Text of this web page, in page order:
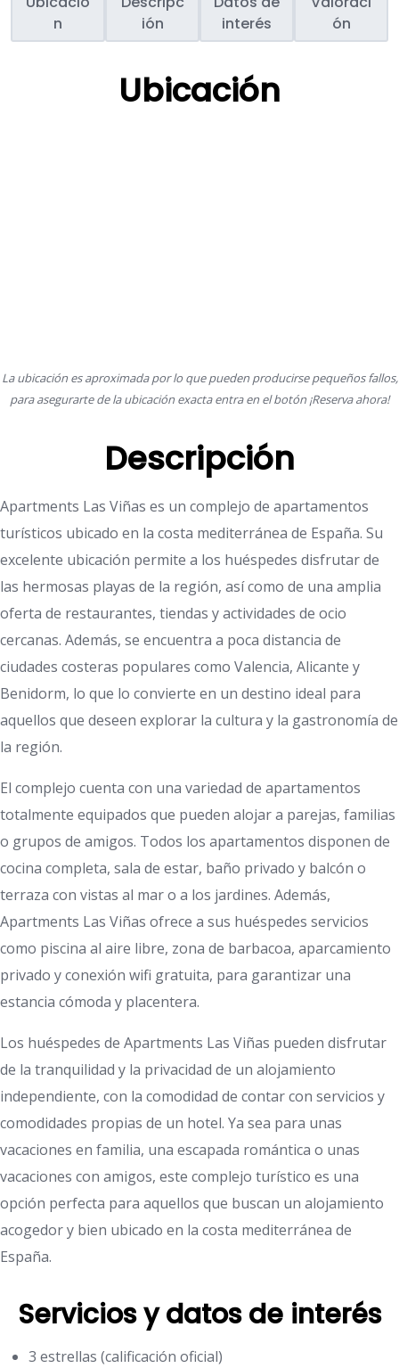
n
ión
interés
ón
Ubicación
La ubicación es aproximada por lo que pueden producirse pequeños fallos,
para asegurarte de la ubicación exacta entra en el botón ¡Reserva ahora!
Descripción
Apartments Las Viñas es un complejo de apartamentos
turísticos ubicado en la costa mediterránea de España. Su
excelente ubicación permite a los huéspedes disfrutar de
las hermosas playas de la región, así como de una amplia
oferta de restaurantes, tiendas y actividades de ocio
cercanas. Además, se encuentra a poca distancia de
ciudades costeras populares como Valencia, Alicante y
Benidorm, lo que lo convierte en un destino ideal para
aquellos que deseen explorar la cultura y la gastronomía de
la región.
El complejo cuenta con una variedad de apartamentos
totalmente equipados que pueden alojar a parejas, familias
o grupos de amigos. Todos los apartamentos disponen de
cocina completa, sala de estar, baño privado y balcón o
terraza con vistas al mar o a los jardines. Además,
Apartments Las Viñas ofrece a sus huéspedes servicios
como piscina al aire libre, zona de barbacoa, aparcamiento
privado y conexión wifi gratuita, para garantizar una
estancia cómoda y placentera.
Los huéspedes de Apartments Las Viñas pueden disfrutar
de la tranquilidad y la privacidad de un alojamiento
independiente, con la comodidad de contar con servicios y
comodidades propias de un hotel. Ya sea para unas
vacaciones en familia, una escapada romántica o unas
vacaciones con amigos, este complejo turístico es una
opción perfecta para aquellos que buscan un alojamiento
acogedor y bien ubicado en la costa mediterránea de
España.
Servicios y datos de interés
3 estrellas (calificación oficial)